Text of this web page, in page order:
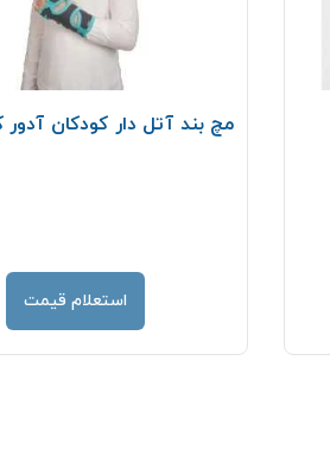
مچ بند آتل دار کودکان آدور کد
استعلام قیمت